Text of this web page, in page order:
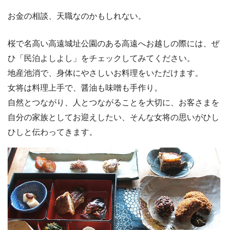
お金の相談、天職なのかもしれない。
桜で名高い高遠城址公園のある高遠へお越しの際には、ぜ
ひ「民泊よしよし」をチェックしてみてください。
地産池消で、身体にやさしいお料理をいただけます。
女将は料理上手で、醤油も味噌も手作り。
自然とつながり、人とつながることを大切に、お客さまを
自分の家族としてお迎えしたい、そんな女将の思いがひし
ひしと伝わってきます。